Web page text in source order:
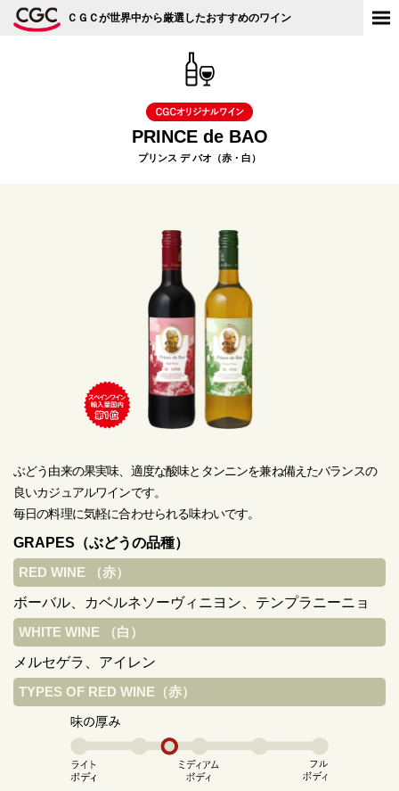
ＣＧＣが世界中から厳選したおすすめのワイン
PRINCE de BAO
プリンス デ バオ（赤・白）
ぶどう由来の果実味、適度な酸味とタンニンを兼ね備えたバランスの
良いカジュアルワインです。
毎日の料理に気軽に合わせられる味わいです。
GRAPES（ぶどうの品種）
RED WINE （赤）
ボーバル、カベルネソーヴィニヨン、テンプラニーニョ
WHITE WINE （白）
メルセゲラ、アイレン
TYPES OF RED WINE（赤）